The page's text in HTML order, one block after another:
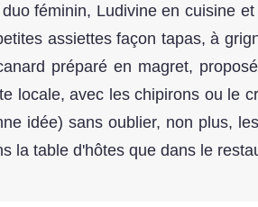
féminin, Ludivine en cuisine
assiettes façon tapas, à
préparé en magret,
locale, avec les chipirons ou le
idée) sans oublier, non plus,
la table d'hôtes que dans le